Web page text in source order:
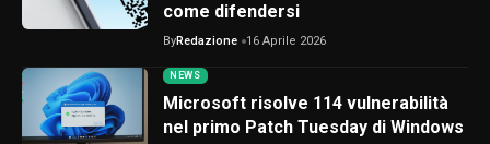
come difendersi
ByRedazione 16 Aprile 2026
NEWS
Microsoft risolve 114 vulnerabilità
nel primo Patch Tuesday di Windows